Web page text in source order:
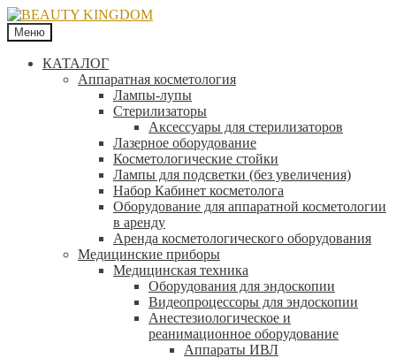
Меню
КАТАЛОГ
Аппаратная косметология
Лампы-лупы
Стерилизаторы
Аксессуары для стерилизаторов
Лазерное оборудование
Косметологические стойки
Лампы для подсветки (без увеличения)
Набор Кабинет косметолога
Оборудование для аппаратной косметологии
в аренду
Аренда косметологического оборудования
Медицинские приборы
Медицинская техника
Оборудования для эндоскопии
Видеопроцессоры для эндоскопии
Анестезиологическое и
реанимационное оборудование
Аппараты ИВЛ